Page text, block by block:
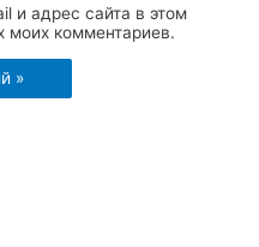
и адрес сайта в этом
комментариев.